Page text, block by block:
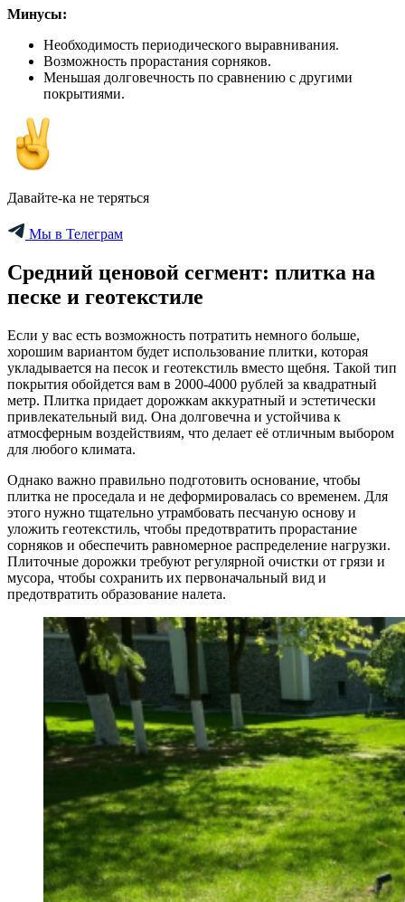
Минусы:
Необходимость периодического выравнивания.
Возможность прорастания сорняков.
Меньшая долговечность по сравнению с другими
покрытиями.
Давайте-ка не теряться
Мы в Телеграм
Средний ценовой сегмент: плитка на
песке и геотекстиле
Если у вас есть возможность потратить немного больше,
хорошим вариантом будет использование плитки, которая
укладывается на песок и геотекстиль вместо щебня. Такой тип
покрытия обойдется вам в 2000-4000 рублей за квадратный
метр. Плитка придает дорожкам аккуратный и эстетически
привлекательный вид. Она долговечна и устойчива к
атмосферным воздействиям, что делает её отличным выбором
для любого климата.
Однако важно правильно подготовить основание, чтобы
плитка не проседала и не деформировалась со временем. Для
этого нужно тщательно утрамбовать песчаную основу и
уложить геотекстиль, чтобы предотвратить прорастание
сорняков и обеспечить равномерное распределение нагрузки.
Плиточные дорожки требуют регулярной очистки от грязи и
мусора, чтобы сохранить их первоначальный вид и
предотвратить образование налета.